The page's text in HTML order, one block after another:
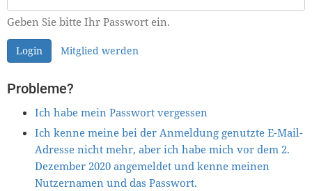
Geben Sie bitte Ihr Passwort ein.
Login Mitglied werden
Probleme?
Ich habe mein Passwort vergessen
Ich kenne meine bei der Anmeldung genutzte E-Mail-
Adresse nicht mehr, aber ich habe mich vor dem 2.
Dezember 2020 angemeldet und kenne meinen
Nutzernamen und das Passwort.